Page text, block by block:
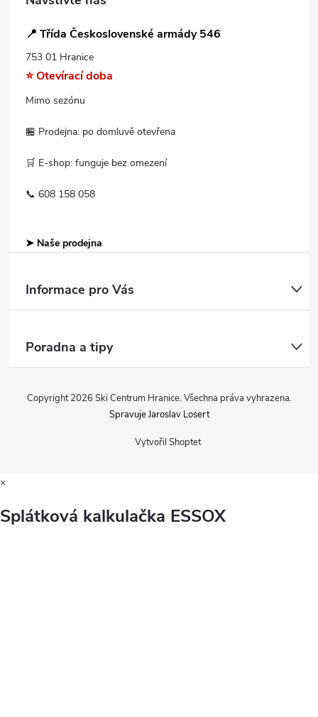
📍 Třída Československé armády 546
753 01 Hranice
⭐ Otevírací doba
Mimo sezónu
🏪 Prodejna: po domluvě otevřena
🛒 E-shop: funguje bez omezení
📞 608 158 058
➤ Naše prodejna
Informace pro Vás
Poradna a tipy
Vytvořil Shoptet
Copyright 2026 Ski Centrum Hranice. Všechna práva vyhrazena.
Spravuje Jaroslav Losert
×
Splátková kalkulačka ESSOX